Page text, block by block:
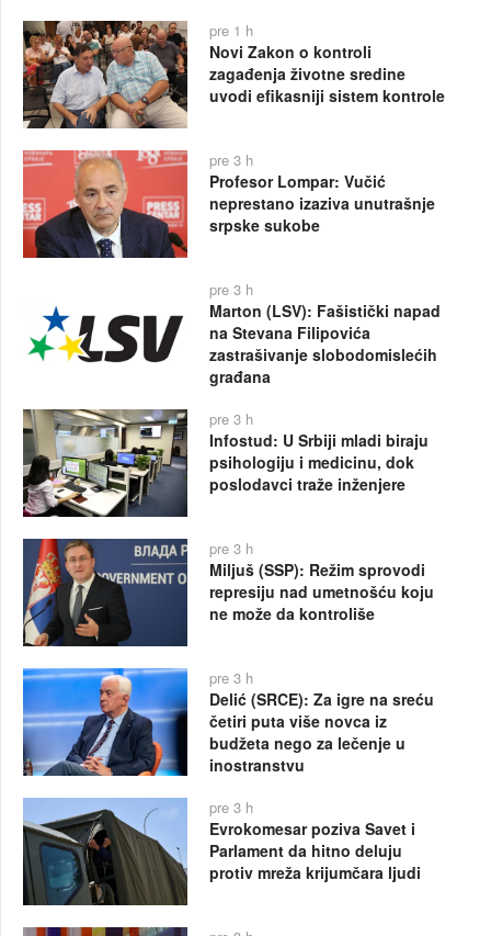
pre 1 h
Novi Zakon o kontroli
zagađenja životne sredine
uvodi efikasniji sistem kontrole
pre 3 h
Profesor Lompar: Vučić
neprestano izaziva unutrašnje
srpske sukobe
pre 3 h
Marton (LSV): Fašistički napad
na Stevana Filipovića
zastrašivanje slobodomislećih
građana
pre 3 h
Infostud: U Srbiji mladi biraju
psihologiju i medicinu, dok
poslodavci traže inženjere
pre 3 h
Miljuš (SSP): Režim sprovodi
represiju nad umetnošću koju
ne može da kontroliše
pre 3 h
Delić (SRCE): Za igre na sreću
četiri puta više novca iz
budžeta nego za lečenje u
inostranstvu
pre 3 h
Evrokomesar poziva Savet i
Parlament da hitno deluju
protiv mreža krijumčara ljudi